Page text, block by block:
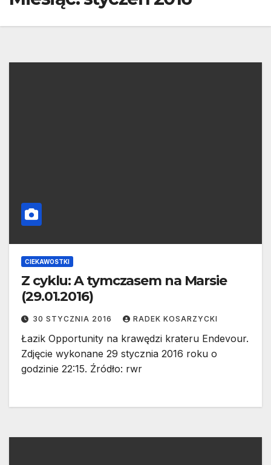
CIEKAWOSTKI
Z cyklu: A tymczasem na Marsie
(29.01.2016)
30 STYCZNIA 2016 RADEK KOSARZYCKI
Łazik Opportunity na krawędzi krateru Endevour.
Zdjęcie wykonane 29 stycznia 2016 roku o
godzinie 22:15. Źródło: rwr